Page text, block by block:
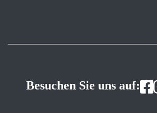
Besuchen Sie uns auf: